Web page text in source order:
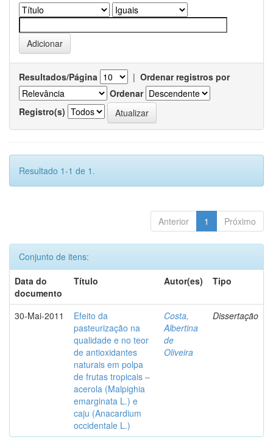
Resultados/Página | Ordenar registros por
Ordenar
Registro(s)
Resultado 1-1 de 1.
Anterior 1 Próximo
Conjunto de itens:
Data do
documento
Título Autor(es) Tipo
30-Mai-2011
Efeito da
pasteurização na
qualidade e no teor
de antioxidantes
naturais em polpa
de frutas tropicais –
acerola (Malpighia
emarginata L.) e
caju (Anacardium
occidentale L.)
Costa,
Albertina
de
Oliveira
Dissertação